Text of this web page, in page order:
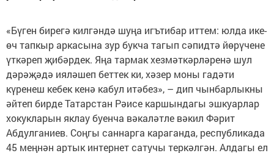
«Бүген бирегә килгәндә шуңа игътибар иттем: юлда ике-
өч тапкыр аркасына зур букча тагып сәпидтә йөрүчене
үткәреп җибәрдек. Яңа тармак хезмәткәрләренә шул
дәрәҗәдә ияләшеп беттек ки, хәзер моны гадәти
күренеш кебек кенә кабул итәбез», – дип чынбарлыкны
әйтеп бирде Татарстан Рәисе каршындагы эшкуарлар
хокукларын яклау буенча вәкаләтле вәкил Фәрит
Абдулганиев. Соңгы саннарга караганда, республикада
45 меңнән артык интернет сатучы теркәлгән. Алдагы ел